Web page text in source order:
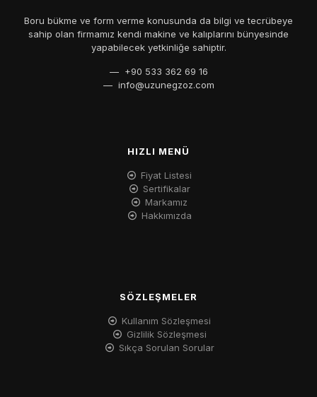
Boru bükme ve form verme konusunda da bilgi ve tecrübeye
sahip olan firmamız kendi makine ve kalıplarını bünyesinde
yapabilecek yetkinliğe sahiptir.
— +90 533 362 69 16
— info@uzunegzoz.com
HIZLI MENÜ
Fiyat Listesi
Sertifikalar
Markamız
Hakkımızda
SÖZLEŞMELER
Kullanım Sözleşmesi
Gizlilik Sözleşmesi
Sıkça Sorulan Sorular